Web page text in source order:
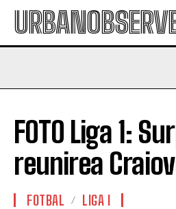
FOTO Liga 1:
reunirea
FOTBAL LIGA I